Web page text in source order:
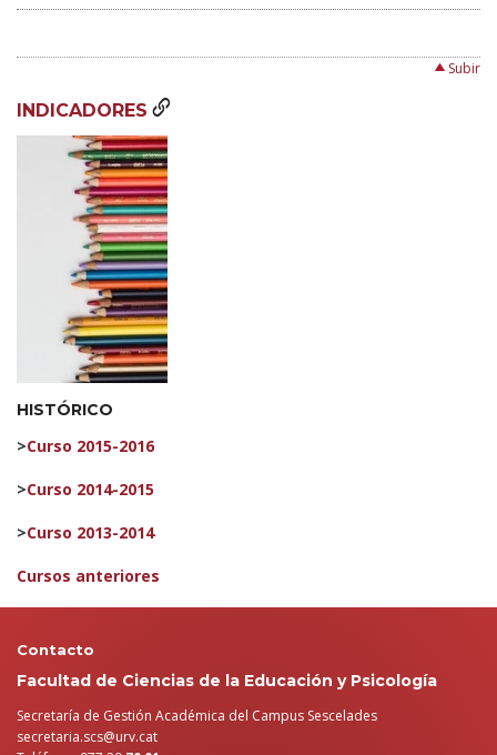
Subir
INDICADORES
HISTÓRICO
>Curso 2015-2016
>Curso 2014-2015
>Curso 2013-2014
Cursos anteriores
Contacto
Facultad de Ciencias de la Educación y Psicología
Secretaría de Gestión Académica del Campus Sescelades
secretaria.scs@urv.cat